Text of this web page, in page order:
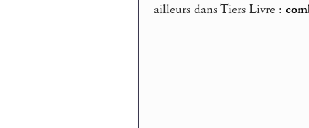
ailleurs dans Tiers Livre :